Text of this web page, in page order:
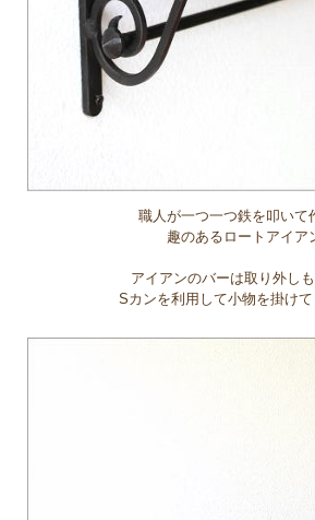
職人が一つ一つ鉄を叩いて
趣のあるロートアイア
アイアンのバーは取り外し
Sカンを利用して小物を掛けて